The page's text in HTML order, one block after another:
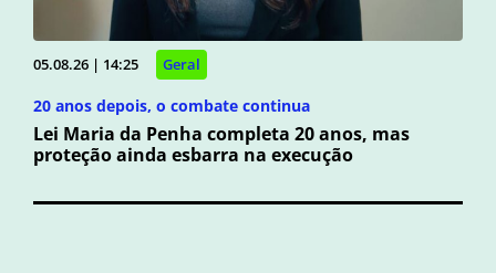
05.08.26 | 14:25 Geral
20 anos depois, o combate continua
Lei Maria da Penha completa 20 anos, mas
proteção ainda esbarra na execução